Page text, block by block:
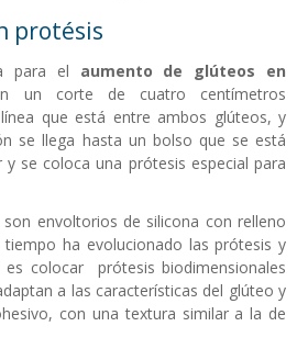
protésis
para el aumento de glúteos en
un corte de cuatro centímetros
que está entre ambos glúteos, y
se llega hasta un bolso que se está
se coloca una prótesis especial para
envoltorios de silicona con relleno
ha evolucionado las prótesis y
es colocar prótesis biodimensionales
a las características del glúteo y
con una textura similar a la de